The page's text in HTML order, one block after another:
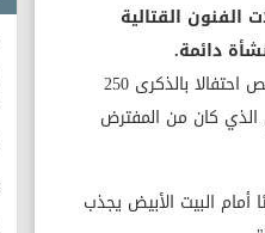
​الفنون القتالية
دائمة.
وشبه الرئيس الجمهوري الحلبة، التي تشيد من أجل ليلة من القتال في القفص احتفالا ​بالذكرى 250
الذي ⁠كان من المفترض
البيت الأبيض يجذب